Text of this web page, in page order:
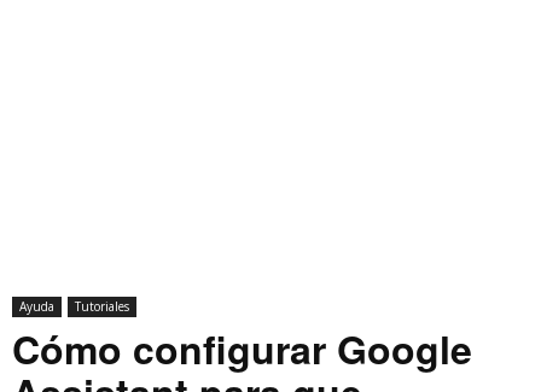
Ayuda Tutoriales
Cómo configurar Google